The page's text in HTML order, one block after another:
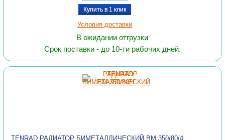
Купить в 1 клик
Условия доставки
В ожидании отгрузки
Срок поставки - до 10-ти рабочих дней.
TENRAD РАДИАТОР БИМЕТАЛЛИЧЕСКИЙ ВМ 350/80/4